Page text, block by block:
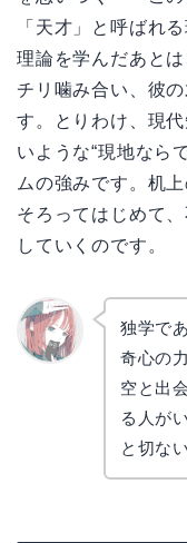
「天才」と呼ばれ
理論を学んだあと
チリ噛み合い、彼
す。とりわけ、現
いような“現地なら
ムの強みです。机
そろってはじめて
していくのです。
独学で
奇心の
空と出
る人が
と切な